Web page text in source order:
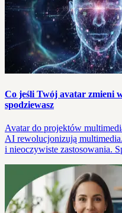
Co jeśli Twój avatar zmieni
spodziewasz
Avatar do projektów
AI rewolucjonizują
i nieoczywiste zastosowania.